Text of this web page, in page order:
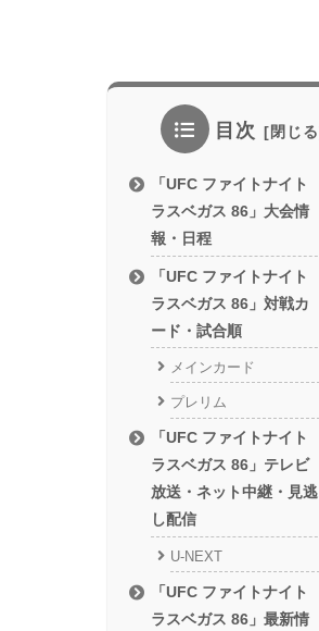
目次
「UFC ファイトナイト
ラスベガス 86」大会情
報・日程
「UFC ファイトナイト
ラスベガス 86」対戦カ
ード・試合順
メインカード
プレリム
「UFC ファイトナイト
ラスベガス 86」テレビ
放送・ネット中継・見逃
し配信
U-NEXT
「UFC ファイトナイト
ラスベガス 86」最新情